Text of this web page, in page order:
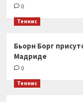
0
Теннис
Бьорн Борг
Мадриде
0
Теннис